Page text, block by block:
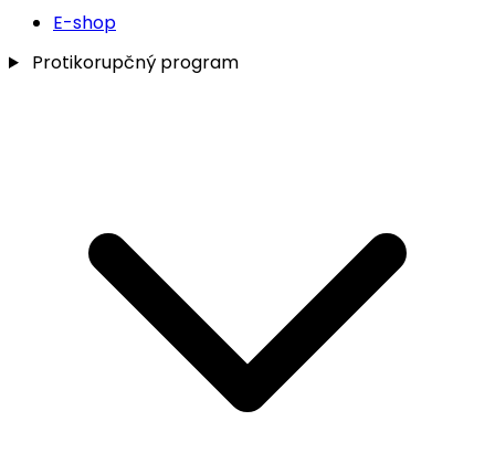
E-shop
Protikorupčný program